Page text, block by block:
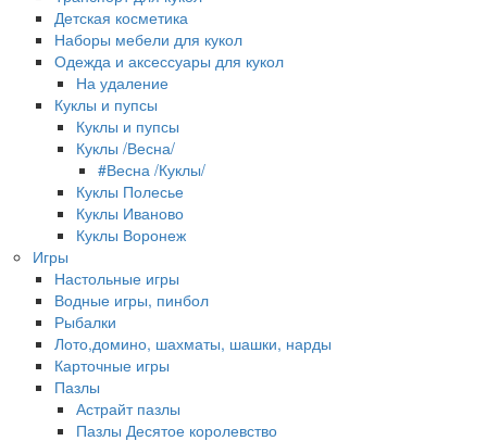
Детская косметика
Наборы мебели для кукол
Одежда и аксессуары для кукол
На удаление
Куклы и пупсы
Куклы и пупсы
Куклы /Весна/
#Весна /Куклы/
Куклы Полесье
Куклы Иваново
Куклы Воронеж
Игры
Настольные игры
Водные игры, пинбол
Рыбалки
Лото,домино, шахматы, шашки, нарды
Карточные игры
Пазлы
Астрайт пазлы
Пазлы Десятое королевство